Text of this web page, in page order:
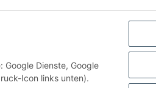
Google Dienste, Google
Icon links unten).